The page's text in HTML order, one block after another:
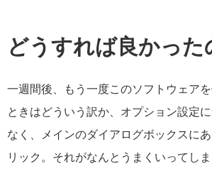
どうすれば良かった
一週間後、もう一度このソフトウェア
ときはどういう訳か、オプション設定
なく、メインのダイアログボックスに
リック。それがなんとうまくいってし